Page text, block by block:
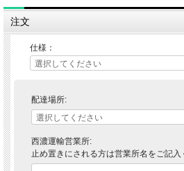
注文
仕様：
配達場所:
西濃運輸営業所:
止め置きにされる方は営業所名をご記入